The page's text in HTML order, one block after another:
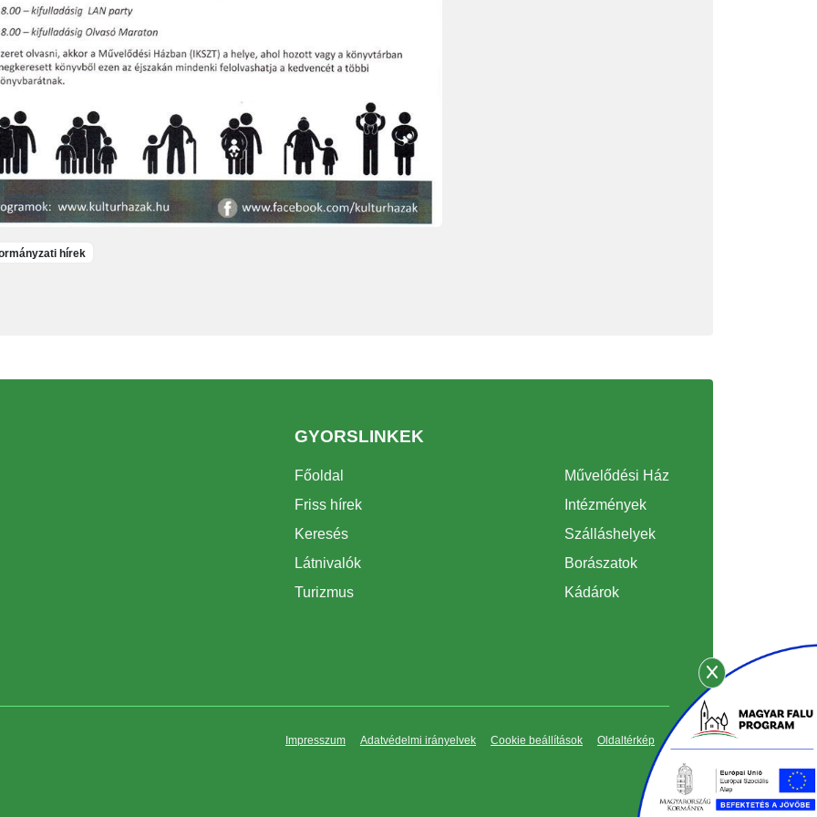
hírek
GYORSLINKEK
Főoldal
Friss hírek
Keresés
Látnivalók
Turizmus
Művelődési Ház
Intézmények
Szálláshelyek
Borászatok
Kádárok
Impresszum Adatvédelmi irányelvek Cookie beállítások Oldaltérkép